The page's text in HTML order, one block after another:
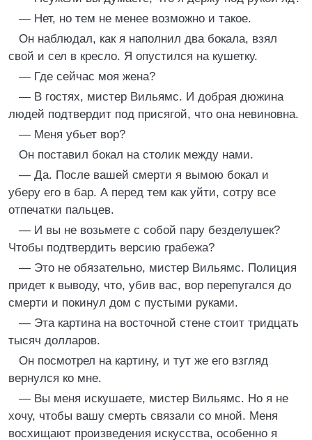
— Нет, но тем не менее возможно и такое.
Он наблюдал, как я наполнил два бокала, взял
свой и сел в кресло. Я опустился на кушетку.
— Где сейчас моя жена?
— В гостях, мистер Вильямс. И добрая дюжина
людей подтвердит под присягой, что она невиновна.
— Меня убьет вор?
Он поставил бокал на столик между нами.
— Да. После вашей смерти я вымою бокал и
уберу его в бар. А перед тем как уйти, сотру все
отпечатки пальцев.
— И вы не возьмете с собой пару безделушек?
Чтобы подтвердить версию грабежа?
— Это не обязательно, мистер Вильямс. Полиция
придет к выводу, что, убив вас, вор перепугался до
смерти и покинул дом с пустыми руками.
— Эта картина на восточной стене стоит тридцать
тысяч долларов.
Он посмотрел на картину, и тут же его взгляд
вернулся ко мне.
— Вы меня искушаете, мистер Вильямс. Но я не
хочу, чтобы вашу смерть связали со мной. Меня
восхищают произведения искусства, особенно я